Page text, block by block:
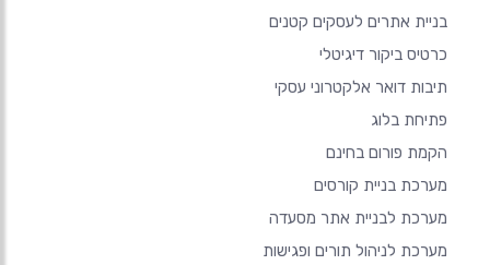
בניית אתרים לעסקים קטנים
כרטיס ביקור דיגיטלי
תיבות דואר אלקטרוני עסקי
פתיחת בלוג
הקמת פורום בחינם
מערכת בניית קורסים
מערכת לבניית אתר מסעדה
מערכת לניהול תורים ופגישות